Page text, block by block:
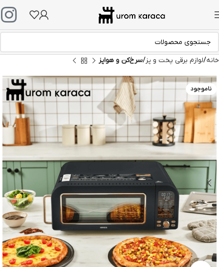
خانه لوازم برقی پخت و پز سرخ‌کن و هواپز
ناموجود